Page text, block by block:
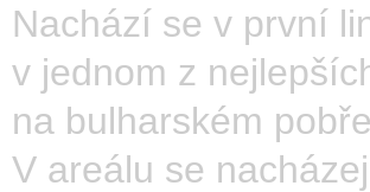
Nachází se v první
v jednom z
na bulharském
V areálu se